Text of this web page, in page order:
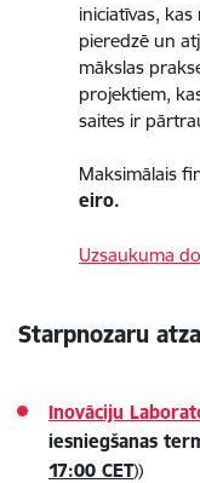
iniciatīvas,
pieredzē un
mākslas
projektiem,
saites ir
Maksimālais
eiro.
Uzsaukuma
Starpnozaru
Inovāciju
iesniegšanas
17:00 CET))